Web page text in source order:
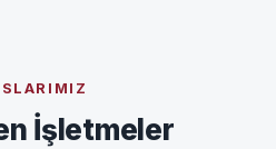
İşletmeler